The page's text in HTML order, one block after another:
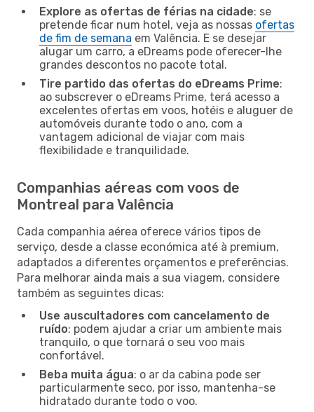
Explore as ofertas de férias na cidade: se
pretende ficar num hotel, veja as nossas ofertas
de fim de semana em Valência. E se desejar
alugar um carro, a eDreams pode oferecer-lhe
grandes descontos no pacote total.
Tire partido das ofertas do eDreams Prime:
ao subscrever o eDreams Prime, terá acesso a
excelentes ofertas em voos, hotéis e aluguer de
automóveis durante todo o ano, com a
vantagem adicional de viajar com mais
flexibilidade e tranquilidade.
Companhias aéreas com voos de
Montreal para Valência
Cada companhia aérea oferece vários tipos de
serviço, desde a classe económica até à premium,
adaptados a diferentes orçamentos e preferências.
Para melhorar ainda mais a sua viagem, considere
também as seguintes dicas:
Use auscultadores com cancelamento de
ruído: podem ajudar a criar um ambiente mais
tranquilo, o que tornará o seu voo mais
confortável.
Beba muita água: o ar da cabina pode ser
particularmente seco, por isso, mantenha-se
hidratado durante todo o voo.